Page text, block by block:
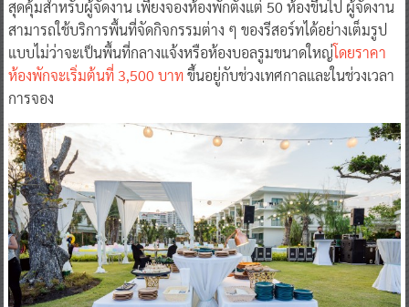
แบบไม่ว่าจะเป็นพื้นที่กลางแจ้งหรือห้องบอลรูมขนาดใหญ่โดยราคา
ห้องพักจะเริ่มต้นที่ 3,500 บาทขึ้นอยู่กับช่วงเทศกาลและในช่วงเวลา
การจอง